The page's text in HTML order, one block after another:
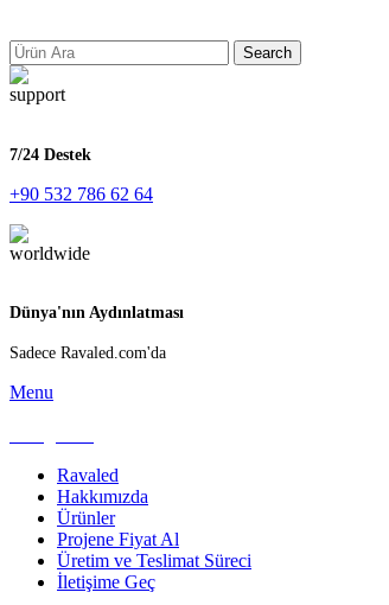
Search
7/24 Destek
+90 532 786 62 64
Dünya'nın Aydınlatması
Sadece Ravaled.com'da
Menu
Ravaled
Hakkımızda
Ürünler
Projene Fiyat Al
Üretim ve Teslimat Süreci
İletişime Geç